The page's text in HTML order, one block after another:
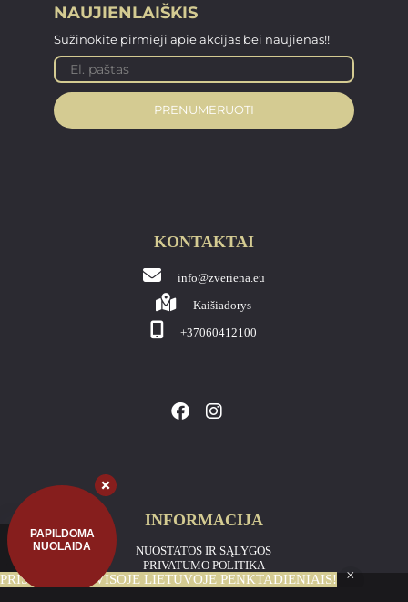
PRISTATYMAS VISOJE LIETUVOJE PENKTADIENIAIS!
NAUJIENLAIŠKIS
Sužinokite pirmieji apie akcijas bei naujienas!!
PRENUMERUOTI
KONTAKTAI
info@zveriena.eu
Kaišiadorys
+37060412100
INFORMACIJA
NUOSTATOS IR SĄLYGOS
PRIVATUMO POLITIKA
Visos teisės saugomos © 2026ZVERIENA.EU
PAPILDOMA
NUOLAIDA